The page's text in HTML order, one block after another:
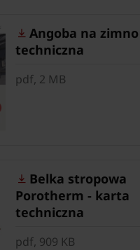
Angoba na
techniczna
pdf, 2 MB
Belka stropowa
Porotherm - karta
techniczna
pdf, 909 KB